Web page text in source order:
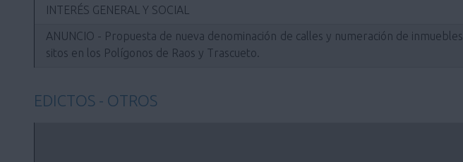
INTERÉS GENERAL Y SOCIAL
ANUNCIO - Propuesta de nueva denominación de calles y numeración de inmuebles
sitos en los Polígonos de Raos y Trascueto.
EDICTOS - OTROS